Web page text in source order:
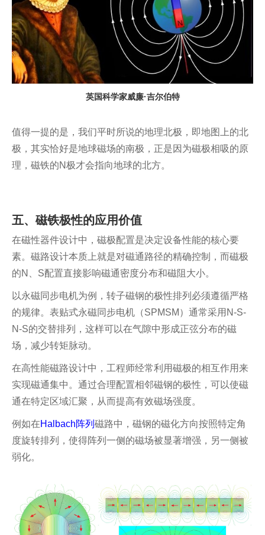
英国科学家威廉·吉尔伯特
值得一提的是，我们平时所说的地理北极，即地图上的北
极，其实恰好是地球磁场的南极，正是因为磁极相吸的原
理，磁铁的N极才会指向地球的北方。
五、磁铁极性的应用价值
在磁性器件设计中，磁极配置是决定设备性能的核心要
素。磁路设计本质上就是对磁通路径的精确控制，而磁极
的N、S配置直接影响磁通密度分布和磁阻大小。
以永磁同步电机为例，转子磁钢的极性排列必须遵循严格
的规律。表贴式永磁同步电机（SPMSM）通常采用N-S-
N-S的交替排列，这样可以在气隙中形成正弦分布的磁
场，减少转矩脉动。
在高性能磁路设计中，工程师经常利用磁极的相互作用来
实现磁通集中。通过合理配置相邻磁钢的极性，可以使磁
通在特定区域汇聚，从而提高有效磁场强度。
例如在Halbach阵列 磁路中，磁钢的磁化方向按照特定角
度旋转排列，使得阵列一侧的磁场被显著增强，另一侧被
弱化。